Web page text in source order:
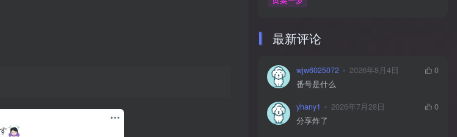
最新评论
wjw6025072 2026年8月4日
0
番号是什么
yhany1 2026年7月28日
0
分享炸了